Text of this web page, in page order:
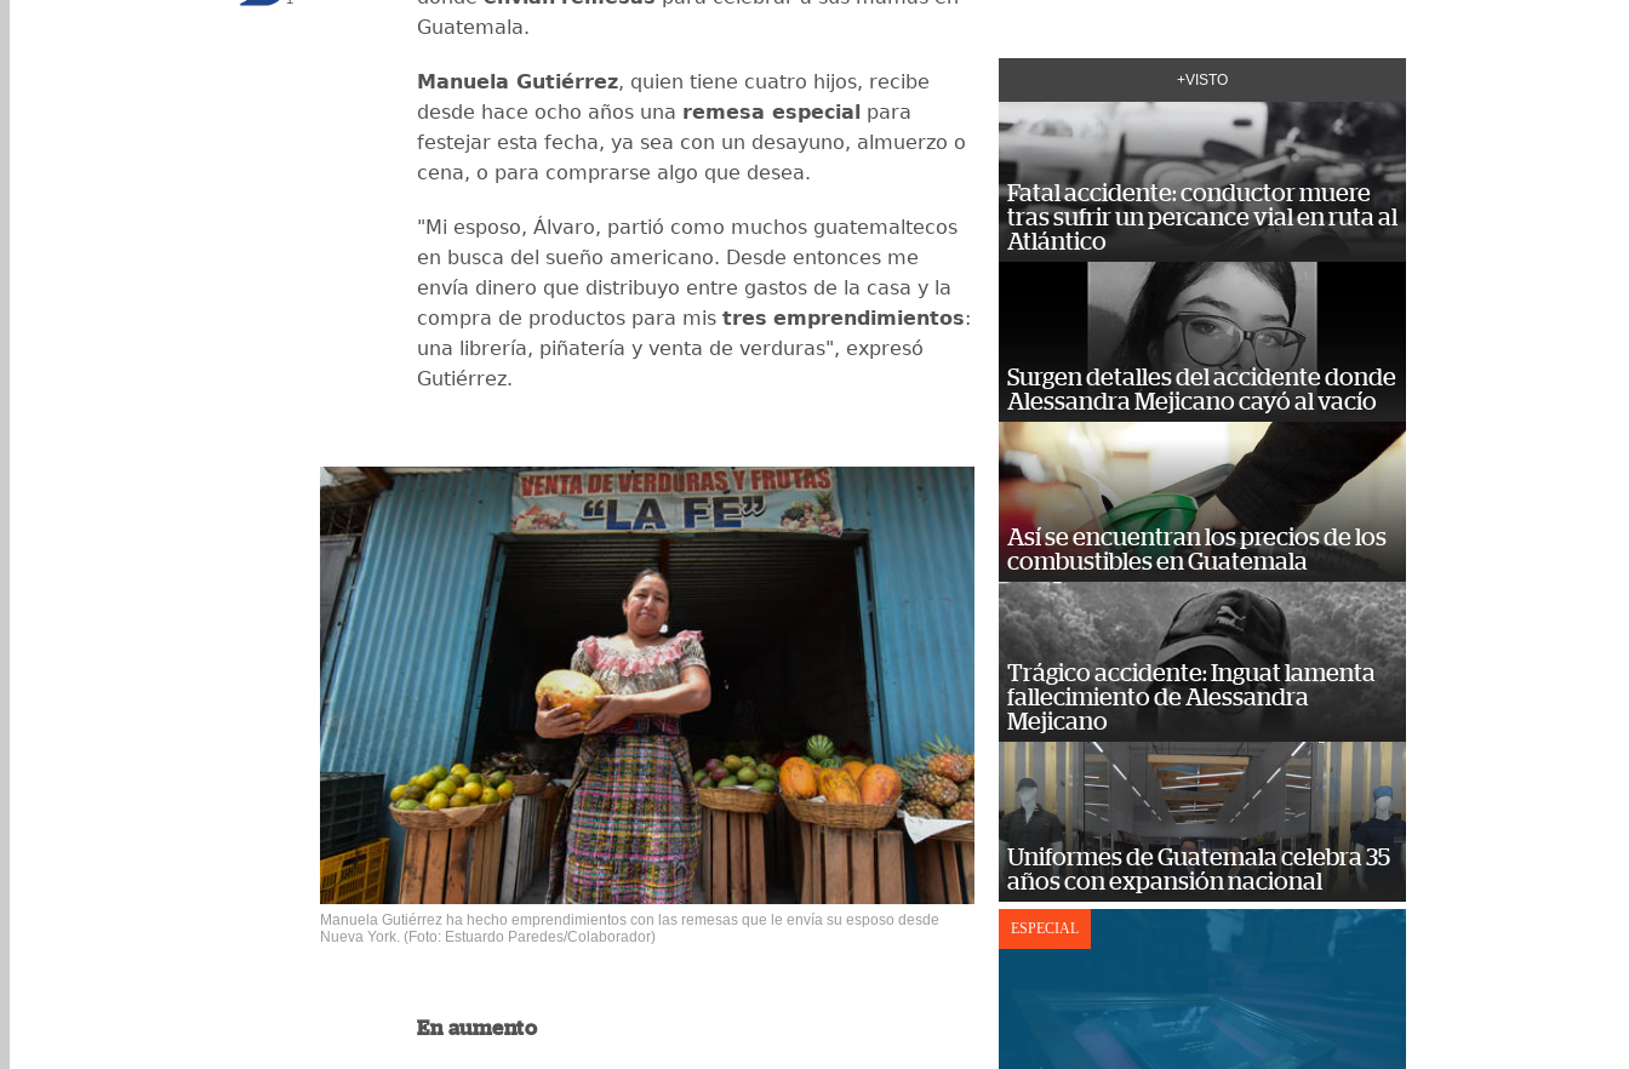
Guatemala.
Manuela Gutiérrez, quien tiene cuatro hijos, recibe
desde hace ocho años una remesa especial para
festejar esta fecha, ya sea con un desayuno, almuerzo o
cena, o para comprarse algo que desea.
"Mi esposo, Álvaro, partió como muchos guatemaltecos
en busca del sueño americano. Desde entonces me
envía dinero que distribuyo entre gastos de la casa y la
compra de productos para mis tres emprendimientos:
una librería, piñatería y venta de verduras", expresó
Gutiérrez.
Manuela Gutiérrez ha hecho emprendimientos con las remesas que le envía su esposo desde
Nueva York. (Foto: Estuardo Paredes/Colaborador)
En aumento
+VISTO
Fatal accidente: conductor muere
tras sufrir un percance vial en ruta al
Atlántico
Surgen detalles del accidente donde
Alessandra Mejicano cayó al vacío
Así se encuentran los precios de los
combustibles en Guatemala
Trágico accidente: Inguat lamenta
fallecimiento de Alessandra
Mejicano
Uniformes de Guatemala celebra 35
años con expansión nacional
ESPECIAL